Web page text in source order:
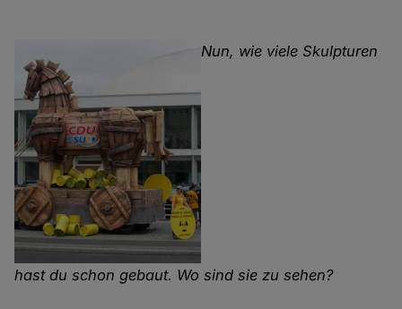
Nun, wie viele Skulpturen
hast du schon gebaut. Wo sind sie zu sehen?